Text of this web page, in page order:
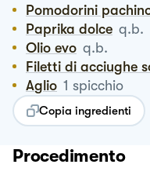
Pomodorini
Paprika dolce q.b.
Olio evo q.b.
Filetti di acciughe
Aglio 1 spicchio
Copia ingredienti
Procedimento